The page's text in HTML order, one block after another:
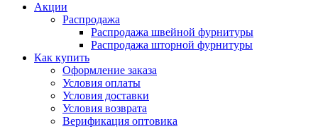
Акции
Распродажа
Распродажа швейной фурнитуры
Распродажа шторной фурнитуры
Как купить
Оформление заказа
Условия оплаты
Условия доставки
Условия возврата
Верификация оптовика